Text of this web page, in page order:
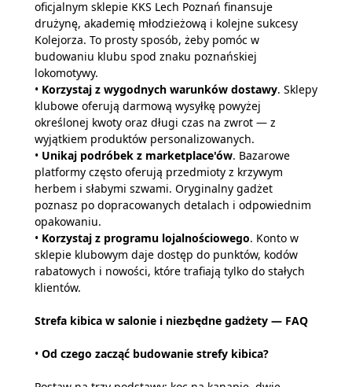
oficjalnym sklepie KKS Lech Poznań finansuje
drużynę, akademię młodzieżową i kolejne sukcesy
Kolejorza. To prosty sposób, żeby pomóc w
budowaniu klubu spod znaku poznańskiej
lokomotywy.
• Korzystaj z wygodnych warunków dostawy. Sklepy
klubowe oferują darmową wysyłkę powyżej
określonej kwoty oraz długi czas na zwrot — z
wyjątkiem produktów personalizowanych.
• Unikaj podróbek z marketplace'ów. Bazarowe
platformy często oferują przedmioty z krzywym
herbem i słabymi szwami. Oryginalny gadżet
poznasz po dopracowanych detalach i odpowiednim
opakowaniu.
• Korzystaj z programu lojalnościowego. Konto w
sklepie klubowym daje dostęp do punktów, kodów
rabatowych i nowości, które trafiają tylko do stałych
klientów.
Strefa kibica w salonie i niezbędne gadżety — FAQ
• Od czego zacząć budowanie strefy kibica?